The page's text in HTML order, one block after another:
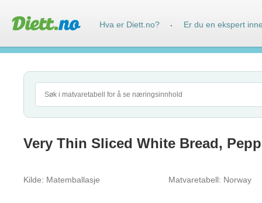
Very Thin Sliced White Bread,
Kilde: Matemballasje Matvaretabell: Norway
Hva er Diett.no? · Er du en ekspert